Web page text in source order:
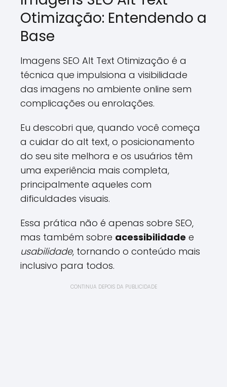
Otimização: Entendendo a
Base
Imagens SEO Alt Text Otimização é a
técnica que impulsiona a visibilidade
das imagens no ambiente online sem
complicações ou enrolações.
Eu descobri que, quando você começa
a cuidar do alt text, o posicionamento
do seu site melhora e os usuários têm
uma experiência mais completa,
principalmente aqueles com
dificuldades visuais.
Essa prática não é apenas sobre SEO,
mas também sobre acessibilidade e
usabilidade, tornando o conteúdo mais
inclusivo para todos.
CONTINUA DEPOIS DA PUBLICIDADE